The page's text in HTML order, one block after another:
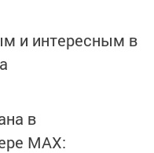
и интересным в
в
MАХ: